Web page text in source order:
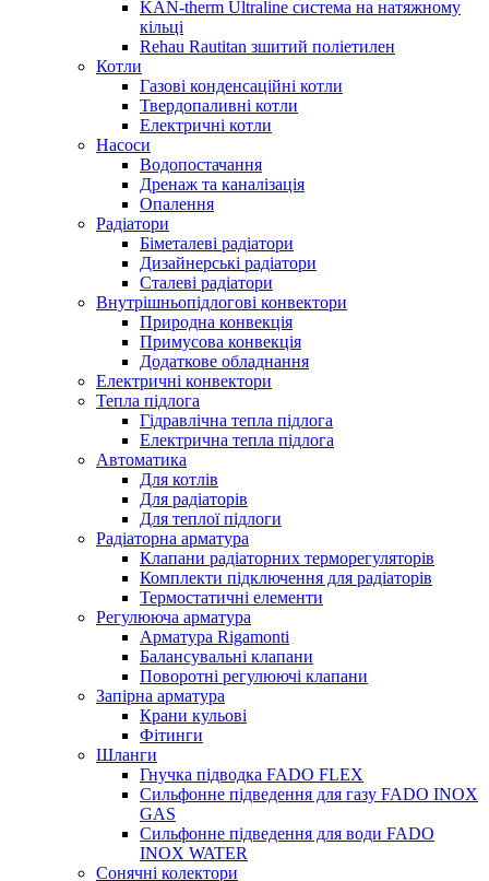
KAN-therm Ultraline система на натяжному
кільці
Rehau Rautitan зшитий поліетилен
Котли
Газові конденсаційні котли
Твердопаливні котли
Електричні котли
Насоси
Водопостачання
Дренаж та каналізація
Опалення
Радіатори
Біметалеві радіатори
Дизайнерські радіатори
Сталеві радіатори
Внутрішньопідлогові конвектори
Природна конвекція
Примусова конвекція
Додаткове обладнання
Електричні конвектори
Тепла підлога
Гідравлічна тепла підлога
Електрична тепла підлога
Автоматика
Для котлів
Для радіаторів
Для теплої підлоги
Радіаторна арматура
Клапани радіаторних терморегуляторів
Комплекти підключення для радіаторів
Термостатичні елементи
Регулююча арматура
Арматура Rigamonti
Балансувальні клапани
Поворотні регулюючі клапани
Запірна арматура
Крани кульові
Фітинги
Шланги
Гнучка підводка FADO FLEX
Сильфонне підведення для газу FADO INOX
GAS
Сильфонне підведення для води FADO
INOX WATER
Сонячні колектори